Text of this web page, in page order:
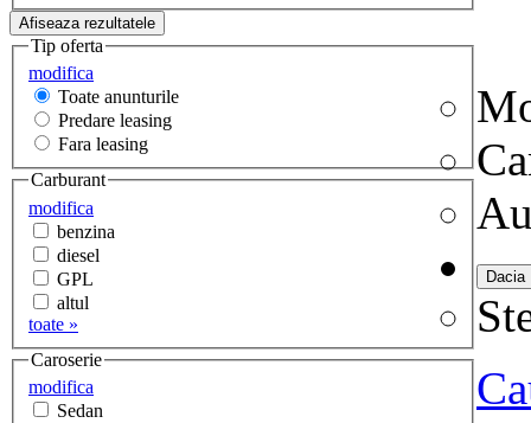
modifica
Tip oferta
Toate anunturile
Predare leasing
Fara leasing
modifica
Carburant
benzina
diesel
GPL
altul
toate »
modifica
Caroserie
Sedan